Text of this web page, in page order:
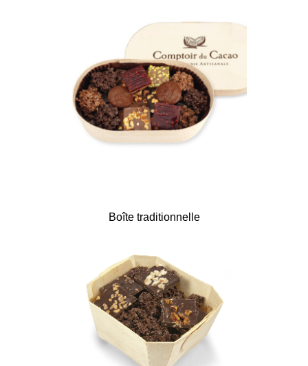
Boîte traditionnelle